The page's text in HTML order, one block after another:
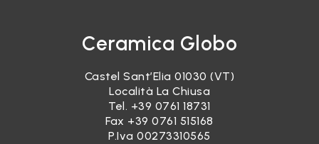
Ceramica Globo
Castel Sant’Elia 01030 (VT)
Località La Chiusa
Tel. +39 0761 18731
Fax +39 0761 515168
P.Iva 00273310565